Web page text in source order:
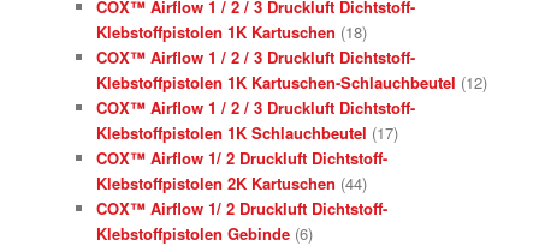
COX™ Airflow 1 / 2 / 3 Druckluft Dichtstoff-
Klebstoffpistolen 1K Kartuschen (18)
COX™ Airflow 1 / 2 / 3 Druckluft Dichtstoff-
Klebstoffpistolen 1K Kartuschen-Schlauchbeutel (12)
COX™ Airflow 1 / 2 / 3 Druckluft Dichtstoff-
Klebstoffpistolen 1K Schlauchbeutel (17)
COX™ Airflow 1/ 2 Druckluft Dichtstoff-
Klebstoffpistolen 2K Kartuschen (44)
COX™ Airflow 1/ 2 Druckluft Dichtstoff-
Klebstoffpistolen Gebinde (6)